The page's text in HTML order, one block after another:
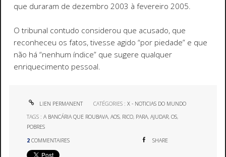
que duraram de dezembro 2003 à fevereiro 2005.
O tribunal contudo considerou que acusado, que
reconheceu os fatos, tivesse agido “por piedade” e que
não há “nenhum índice” que sugere qualquer
enriquecimento pessoal.
LIEN PERMANENT CATÉGORIES :X - NOTICIAS DO MUNDO
TAGS :A BANCÁRIA QUE ROUBAVA,AOS, RICO, PARA,AJUDAR,OS,
POBRES
2 COMMENTAIRES SHARE